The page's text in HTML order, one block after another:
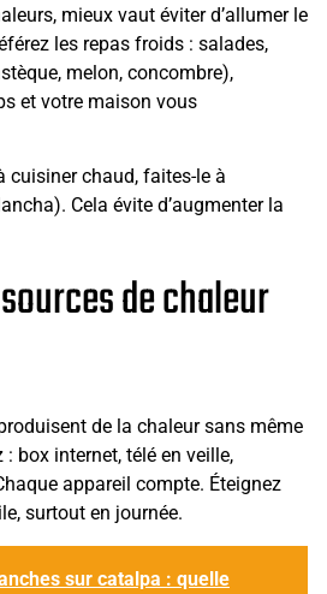
mieux vaut éviter d’allumer le
les repas froids : salades,
melon, concombre),
et votre maison vous
cuisiner chaud, faites-le à
Cela évite d’augmenter la
de chaleur
de la chaleur sans même
box internet, télé en veille,
appareil compte. Éteignez
surtout en journée.
sur catalpa : quelle